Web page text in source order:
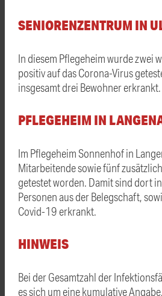
SENIORENZENTRUM IN
In diesem Pflegeheim wurde zwei
positiv auf das Corona-Virus
insgesamt drei Bewohner erkrankt.
PFLEGEHEIM IN
Im Pflegeheim Sonnenhof in
Mitarbeitende sowie fünf
getestet worden. Damit sind dort
Personen aus der Belegschaft,
Covid-19 erkrankt.
HINWEIS
Bei der Gesamtzahl der
es sich um eine kumulative